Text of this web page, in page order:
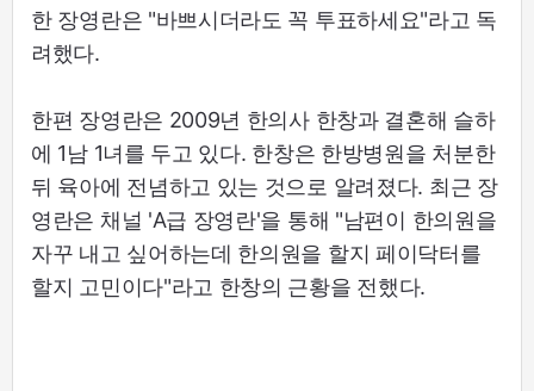
한 장영란은 "바쁘시더라도 꼭 투표하세요"라고 독
려했다.
한편 장영란은 2009년 한의사 한창과 결혼해 슬하
에 1남 1녀를 두고 있다. 한창은 한방병원을 처분한
뒤 육아에 전념하고 있는 것으로 알려졌다. 최근 장
영란은 채널 'A급 장영란'을 통해 "남편이 한의원을
자꾸 내고 싶어하는데 한의원을 할지 페이닥터를
할지 고민이다"라고 한창의 근황을 전했다.